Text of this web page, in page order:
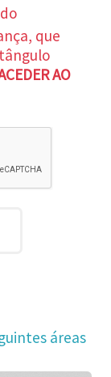
que
AO
áreas